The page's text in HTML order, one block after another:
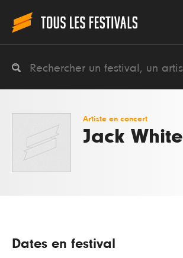
Artiste en concert
Jack White
Dates en festival